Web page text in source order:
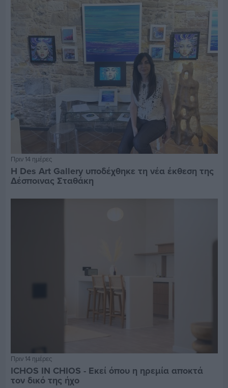
Πριν 14 ημέρες
Η Des Art Gallery υποδέχθηκε τη νέα έκθεση της
Δέσποινας Σταθάκη
Πριν 14 ημέρες
ICHOS IN CHIOS - Εκεί όπου η ηρεμία αποκτά
τον δικό της ήχο